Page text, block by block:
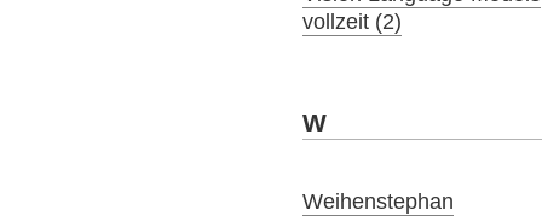
vollzeit (2)
W
Weihenstephan